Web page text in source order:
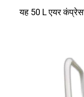
यह 50 L एयर